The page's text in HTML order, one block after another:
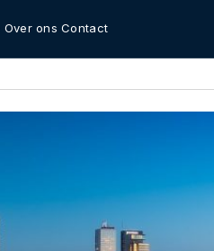
Over ons Contact